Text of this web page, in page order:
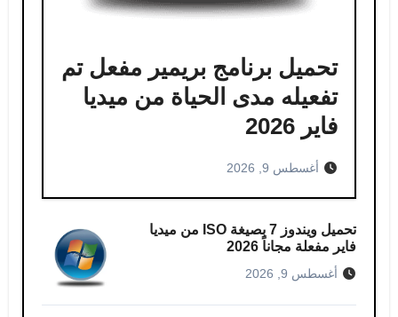
تحميل برنامج بريمير مفعل تم
تفعيله مدى الحياة من ميديا ​​
فاير 2026
أغسطس 9, 2026
تحميل ويندوز 7 بصيغة ISO من ميديا
فاير مفعلة مجاناً 2026
أغسطس 9, 2026